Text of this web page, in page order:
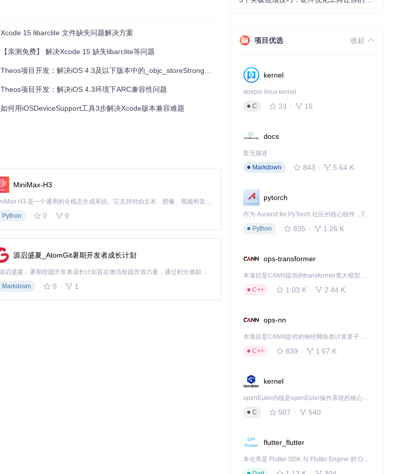
Xcode 15 libarclite 文件缺失问题解决方案
【亲测免费】 解决Xcode 15 缺失libarclite等问题
Theos项目开发：解决iOS 4.3及以下版本中的_objc_storeStrong符号缺失问题
Theos项目开发：解决iOS 4.3环境下ARC兼容性问题
如何用iOSDeviceSupport工具3步解决Xcode版本兼容难题
MiniMax-H3
MiniMax H3 是一个通用的全模态生成系统。它支持对由文本、图像、视频和音频组成的多模态上下文进行统一理解，并能生成分辨率高达 2K、时长可达 15 秒的带原生立体声音频的视频。得益于面向任务泛化的系统设计，H3 在预训练阶段就已具备广泛的多模态上下文理解与生成能力，能够出色地执行复杂的多模态指令。
Python
0 0
源启盛夏_AtomGit暑期开发者成长计划
「源启盛夏」暑期校园开发者成长计划旨在激活校园开源力量，通过积分激励、认证扶持、资源倾斜等形式，引导高校组织和开发者完成「入驻 — 建项目 — 做贡献 — 获认证 — 得资源」的完整闭环。无论你是想带领社团入驻平台的组织者，还是希望用代码贡献证明自己的开发者，都能在这里找到属于你的成长路径。
Markdown
0 1
项目优选 收起
kernel
deepin linux kernel
C
33 16
docs
暂无描述
Markdown
843 5.64 K
pytorch
作为 Ascend for PyTorch 社区的核心组件，TorchNPU 是昇腾专为 PyTorch 打造的深度学习适配插件，使 PyTorch 框架能够直接调用昇腾 NPU，为开发者提供昇腾 AI 处理器的超强算力。
Python
835 1.26 K
ops-transformer
本项目是CANN提供的transformer类大模型算子库，实现网络在NPU上加速计算。
C++
1.03 K 2.44 K
ops-nn
本项目是CANN提供的神经网络类计算算子库，实现网络在NPU上加速计算。
C++
839 1.67 K
kernel
openEuler内核是openEuler操作系统的核心，既是系统性能与稳定性的基石，也是连接处理器、设备与服务的桥梁。
C
507 540
flutter_flutter
本仓库是 Flutter SDK 与 Flutter Engine 的 OpenHarmony 适配版本，由 CPF-Flutter 团队维护。开发者可使用熟悉的 Flutter 技术栈开发 OpenHarmony 应用，3.35.7 及以后的适配版本可基于本仓库源码构建支持 OpenHarmony 的 Flutter Engine。